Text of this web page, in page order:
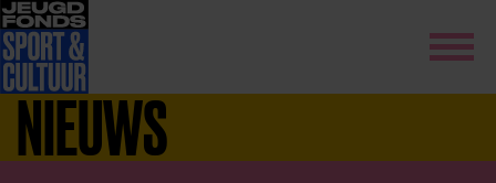
NIEUWS